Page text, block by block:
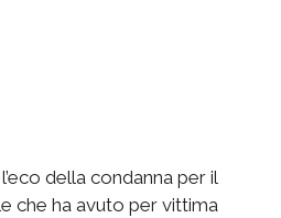
della condanna per il
che ha avuto per vittima